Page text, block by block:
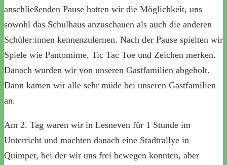
anschließenden Pause hatten wir die Möglichkeit, uns
sowohl das Schulhaus anzuschauen als auch die anderen
Schüler:innen kennenzulernen. Nach der Pause spielten wir
Spiele wie Pantomime, Tic Tac Toe und Zeichen merken.
Danach wurden wir von unseren Gastfamilien abgeholt.
Dann kamen wir alle sehr müde bei unseren Gastfamilien
an.
Am 2. Tag waren wir in Lesneven für 1 Stunde im
Unterricht und machten danach eine Stadtrallye in
Quimper, bei der wir uns frei bewegen konnten, aber